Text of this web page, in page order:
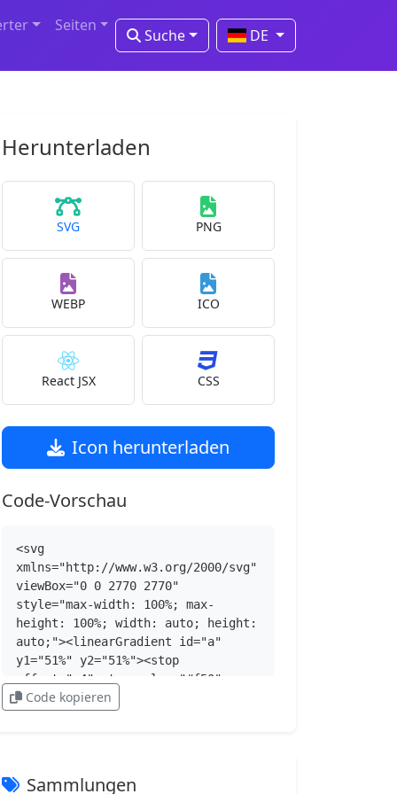
Seiten
Suche DE
Herunterladen
SVG PNG
WEBP ICO
React JSX CSS
Icon herunterladen
Code-Vorschau
<svg
xmlns="http://www.w3.org/2000/svg"
viewBox="0 0 2770 2770"
style="max-width: 100%; max-
height: 100%; width: auto; height:
auto;"><linearGradient id="a"
y1="51%" y2="51%"><stop
offset=".4" stop-color="#f50">
</stop><stop offset=".6" stop-
color="#ff452a"></stop><stop
Code kopieren
Sammlungen